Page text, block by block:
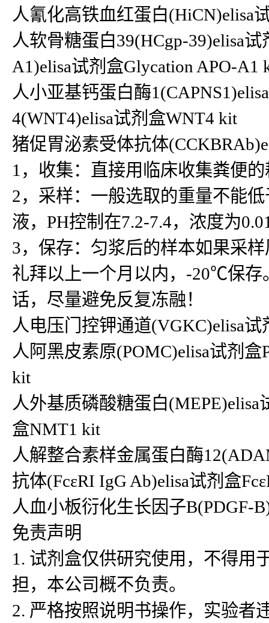
人氰化高铁血红蛋白(HiCN)elisa
人软骨糖蛋白39(HCgp-39)elisa
A1)elisa试剂盒Glycation APO-A1
人小亚基钙蛋白酶
4(WNT4)elisa试剂盒WNT4 kit
猪促胃泌素受体抗体
1，收集：直接用临床收集粪便
2，采样：一般选取的重量不能
液，PH控制在7.2-7.4，浓度为
3，保存：匀浆后的样本如果采
礼拜以上一个月以内，-20℃保存
话，尽量避免反复冻融！
人电压门控钾通道(VGKC)elisa
人阿黑皮素原(POMC)elisa试剂
kit
人外基质磷酸糖蛋白
盒NMT1 kit
人解整合素样金属蛋白酶
抗体(FcεRI IgG Ab)elisa试剂盒
人血小板衍化生长因子B(PDGF-
免责声明
1. 试剂盒仅供研究使用，不得用
担，本公司概不负责。
2. 严格按照说明书操作，实验者